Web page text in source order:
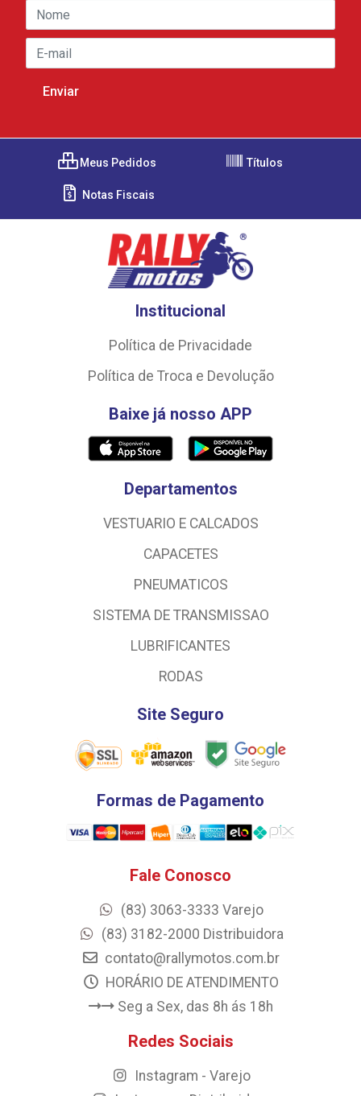
Meus Pedidos Títulos
Notas Fiscais
Institucional
Política de Privacidade
Política de Troca e Devolução
Baixe já nosso APP
Departamentos
VESTUARIO E CALCADOS
CAPACETES
PNEUMATICOS
SISTEMA DE TRANSMISSAO
LUBRIFICANTES
RODAS
Site Seguro
Formas de Pagamento
Fale Conosco
(83) 3063-3333 Varejo
(83) 3182-2000 Distribuidora
contato@rallymotos.com.br
HORÁRIO DE ATENDIMENTO
Seg a Sex, das 8h ás 18h
Redes Sociais
Instagram - Varejo